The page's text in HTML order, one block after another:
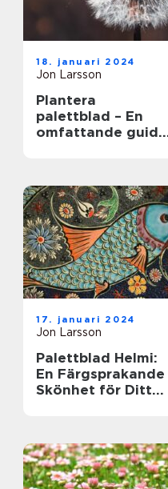
18. januari 2024
Jon Larsson
Plantera
palettblad – En
omfattande guide
17. januari 2024
Jon Larsson
Palettblad Helmi:
En Färgsprakande
Skönhet för Ditt